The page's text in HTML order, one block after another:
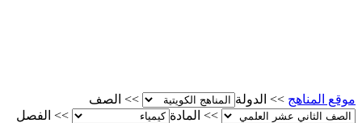
موقع المناهج >> الدولة >>
الصف
>>
المادة >>
الفصل